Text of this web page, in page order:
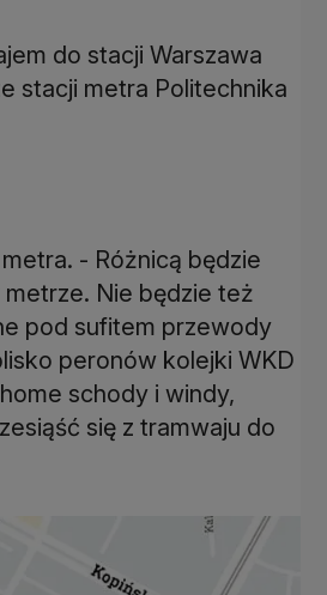
do stacji Warszawa
stacji metra Politechnika
- Różnicą będzie
Nie będzie też
pod sufitem przewody
peronów kolejki WKD
schody i windy,
się z tramwaju do